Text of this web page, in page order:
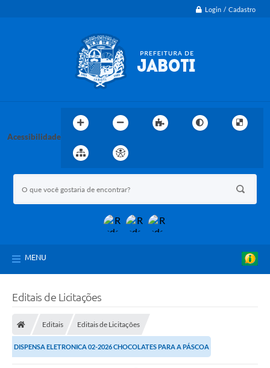
Login / Cadastro
Acessibilidade
MENU
Editais de Licitações
Editais Editais de Licitações
DISPENSA ELETRONICA 02-2026 CHOCOLATES PARA A PÁSCOA